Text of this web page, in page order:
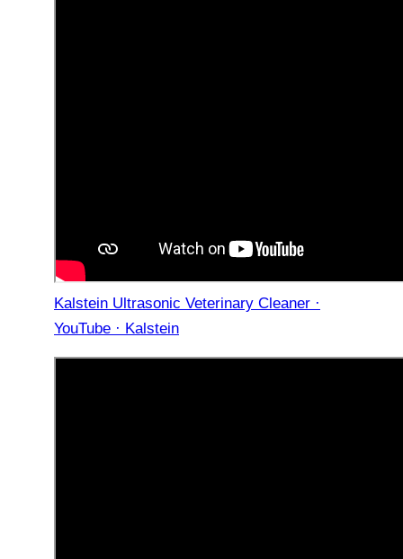
Kalstein Ultrasonic Veterinary Cleaner ·
YouTube · Kalstein